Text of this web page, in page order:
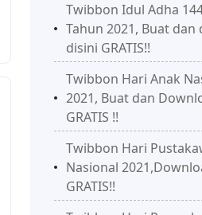
Twibbon Idul Adha
Tahun 2021, Buat
disini GRATIS!!
Twibbon Hari Anak
2021, Buat dan
GRATIS !!
Twibbon Hari
Nasional
GRATIS!!